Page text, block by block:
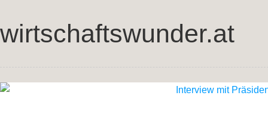
wirtschaftswunder.at